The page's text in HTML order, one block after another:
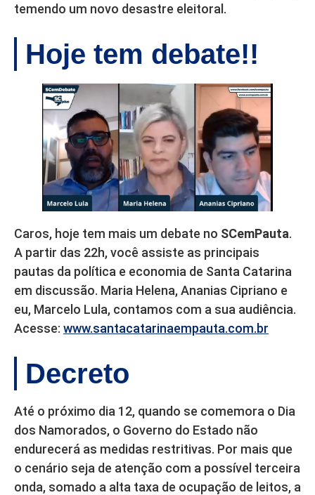
temendo um novo desastre eleitoral.
Hoje tem debate!!
Caros, hoje tem mais um debate no SCemPauta.
A partir das 22h, você assiste as principais
pautas da política e economia de Santa Catarina
em discussão. Maria Helena, Ananias Cipriano e
eu, Marcelo Lula, contamos com a sua audiência.
Acesse: www.santacatarinaempauta.com.br
Decreto
Até o próximo dia 12, quando se comemora o Dia
dos Namorados, o Governo do Estado não
endurecerá as medidas restritivas. Por mais que
o cenário seja de atenção com a possível terceira
onda, somado a alta taxa de ocupação de leitos, a